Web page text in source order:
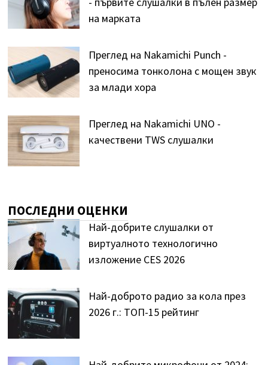
на марката
Преглед на Nakamichi Punch -
преносима тонколона с мощен звук
за млади хора
Преглед на Nakamichi UNO -
качествени TWS слушалки
ПОСЛЕДНИ ОЦЕНКИ
Най-добрите слушалки от
виртуалното технологично
изложение CES 2026
Най-доброто радио за кола през
2026 г.: ТОП-15 рейтинг